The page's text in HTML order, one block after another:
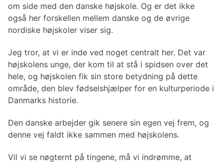
om side med den danske højskole. Og er det ikke
også her forskellen mellem danske og de øvrige
nordiske højskoler viser sig.
Jeg tror, at vi er inde ved noget centralt her. Det var
højskolens unge, der kom til at stå i spidsen over det
hele, og højskolen fik sin store betydning på dette
område, den blev fødselshjælper for en kulturperiode i
Danmarks historie.
Den danske arbejder gik senere sin egen vej frem, og
denne vej faldt ikke sammen med højskolens.
Vil vi se nøgternt på tingene, må vi indrømme, at